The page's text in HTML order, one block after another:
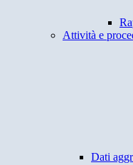
Attività e
Dati